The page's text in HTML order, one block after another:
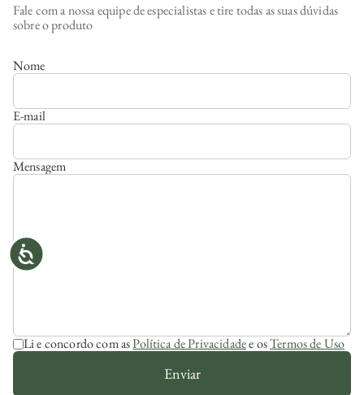
Fale com a nossa equipe de especialistas e tire todas as suas dúvidas
sobre o produto
Nome
E-mail
Mensagem
Li e concordo com asPolítica de Privacidadee osTermos de Uso
Enviar